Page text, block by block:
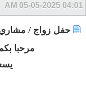
05-05-2025 04:01 AM
حفل زواج /
مرحبا